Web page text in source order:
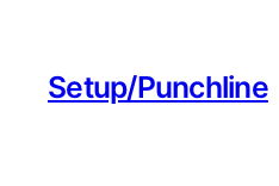
springen
Setup/Punchline